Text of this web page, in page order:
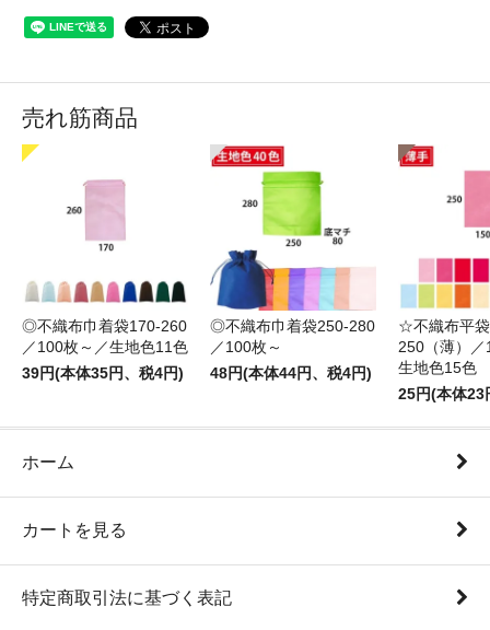
売れ筋商品
◎不織布巾着袋170-260
／100枚～／生地色11色
39円(本体35円、税4円)
◎不織布巾着袋250-280
／100枚～
48円(本体44円、税4円)
☆不織布平
250（薄）
生地色15色
25円(本体23
ホーム
カートを見る
特定商取引法に基づく表記